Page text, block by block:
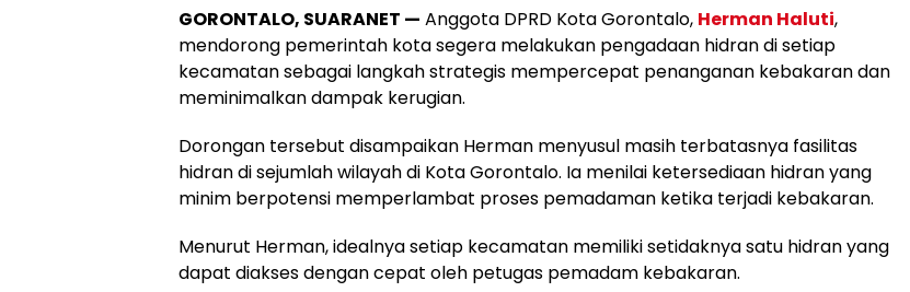
‎GORONTALO, SUARANET — Anggota DPRD Kota Gorontalo, Herman Haluti,
mendorong pemerintah kota segera melakukan pengadaan hidran di setiap
kecamatan sebagai langkah strategis mempercepat penanganan kebakaran dan
meminimalkan dampak kerugian.‎‎
Dorongan tersebut disampaikan Herman menyusul masih terbatasnya fasilitas
hidran di sejumlah wilayah di Kota Gorontalo. Ia menilai ketersediaan hidran yang
minim berpotensi memperlambat proses pemadaman ketika terjadi kebakaran.‎‎
Menurut Herman, idealnya setiap kecamatan memiliki setidaknya satu hidran yang
dapat diakses dengan cepat oleh petugas pemadam kebakaran.‎‎